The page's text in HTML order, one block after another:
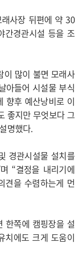
사장 뒤편에 약 30
간경관시설 등을 조
이 많이 불면 모래사
아들어 시설물 부식
향후 예산낭비로 이
좋지만 무엇보다 그
명했다.
경관시설물 설치를
“결정을 내리기에
견을 수렴하는게 먼
한쪽에 캠핑장을 설
치에도 크게 도움이